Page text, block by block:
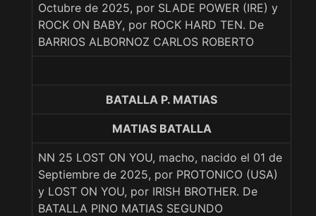
Octubre de 2025, por SLADE POWER (IRE) y
ROCK ON BABY, por ROCK HARD TEN. De
BARRIOS ALBORNOZ CARLOS ROBERTO
BATALLA P. MATIAS
MATIAS BATALLA
NN 25 LOST ON YOU, macho, nacido el 01 de
Septiembre de 2025, por PROTONICO (USA)
y LOST ON YOU, por IRISH BROTHER. De
BATALLA PINO MATIAS SEGUNDO